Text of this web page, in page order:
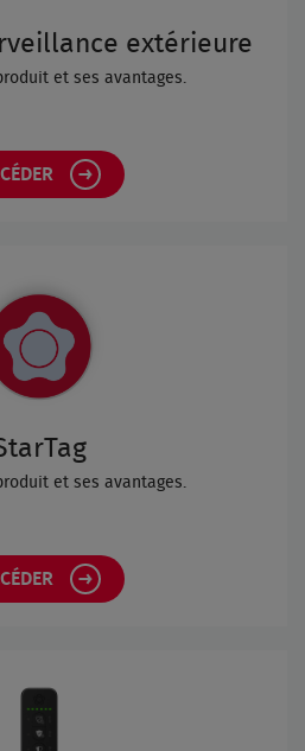
extérieure
et ses avantages.
et ses avantages.